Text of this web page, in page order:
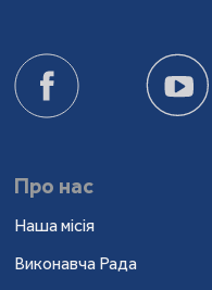
Про нас
Наша місія
Виконавча Рада